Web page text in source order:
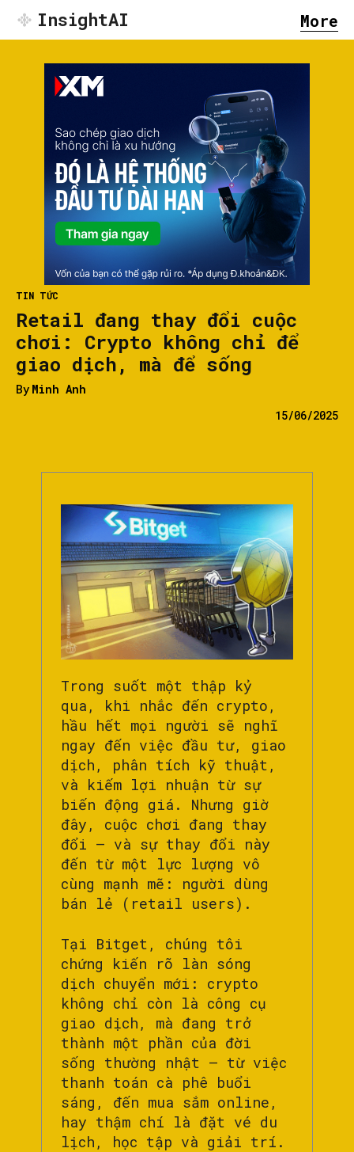
InsightAI More
TIN TỨC
Retail đang thay đổi cuộc
chơi: Crypto không chỉ để
giao dịch, mà để sống
By Minh Anh
15/06/2025
Trong suốt một thập kỷ
qua, khi nhắc đến crypto,
hầu hết mọi người sẽ nghĩ
ngay đến việc đầu tư, giao
dịch, phân tích kỹ thuật,
và kiếm lợi nhuận từ sự
biến động giá. Nhưng giờ
đây, cuộc chơi đang thay
đổi – và sự thay đổi này
đến từ một lực lượng vô
cùng mạnh mẽ: người dùng
bán lẻ (retail users).
Tại Bitget, chúng tôi
chứng kiến rõ làn sóng
dịch chuyển mới: crypto
không chỉ còn là công cụ
giao dịch, mà đang trở
thành một phần của đời
sống thường nhật – từ việc
thanh toán cà phê buổi
sáng, đến mua sắm online,
hay thậm chí là đặt vé du
lịch, học tập và giải trí.